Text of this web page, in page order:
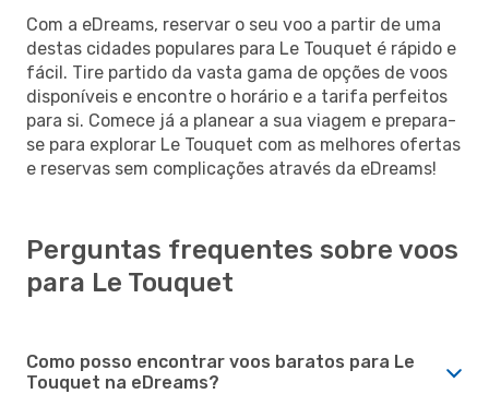
Com a eDreams, reservar o seu voo a partir de uma
destas cidades populares para Le Touquet é rápido e
fácil. Tire partido da vasta gama de opções de voos
disponíveis e encontre o horário e a tarifa perfeitos
para si. Comece já a planear a sua viagem e prepara-
se para explorar Le Touquet com as melhores ofertas
e reservas sem complicações através da eDreams!
Perguntas frequentes sobre voos
para Le Touquet
Como posso encontrar voos baratos para Le
Touquet na eDreams?